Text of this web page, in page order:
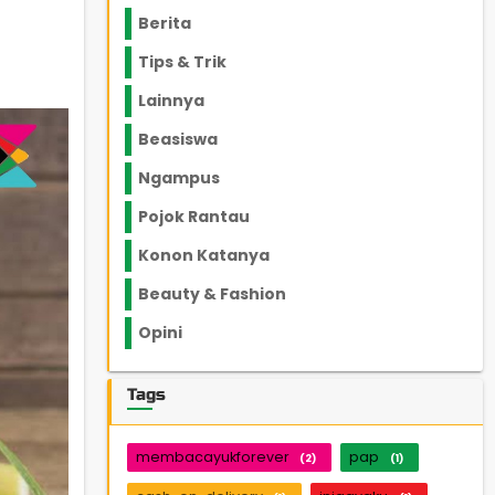
Berita
Tips & Trik
Lainnya
Beasiswa
Ngampus
Pojok Rantau
Konon Katanya
Beauty & Fashion
Opini
Tags
membacayukforever (2) pap (1)